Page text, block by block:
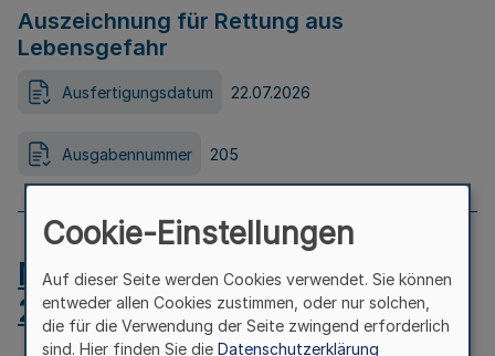
Auszeichnung für Rettung aus
Lebensgefahr
Ausfertigungsdatum 22.07.2026
Ausgabennummer 205
MB.NRW 2026 Nr. 204 vom
24.07.2026
Cookie-Einstellungen
Auf dieser Seite werden Cookies verwendet. Sie können
entweder allen Cookies zustimmen, oder nur solchen,
die für die Verwendung der Seite zwingend erforderlich
sind. Hier finden Sie die Datenschutzerklärung